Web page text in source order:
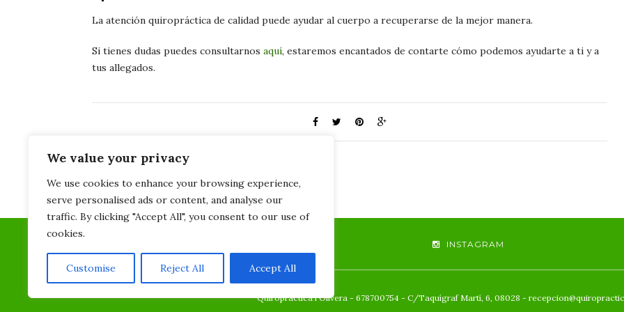
We value your privacy
We use cookies to enhance your browsing experience,
serve personalised ads or content, and analyse our
traffic. By clicking "Accept All", you consent to our use of
cookies.
Customise Reject All Accept All
La atención quiropráctica de calidad puede ayudar al cuerpo a recuperarse de la mejor manera.
Si tienes dudas puedes consultarnos aquí, estaremos encantados de contarte cómo podemos ayudarte a ti y a
tus allegados.
INSTAGRAM
Quiropràctica l'Olivera - 678700754 - C/Taquígraf Martí, 6, 08028 -